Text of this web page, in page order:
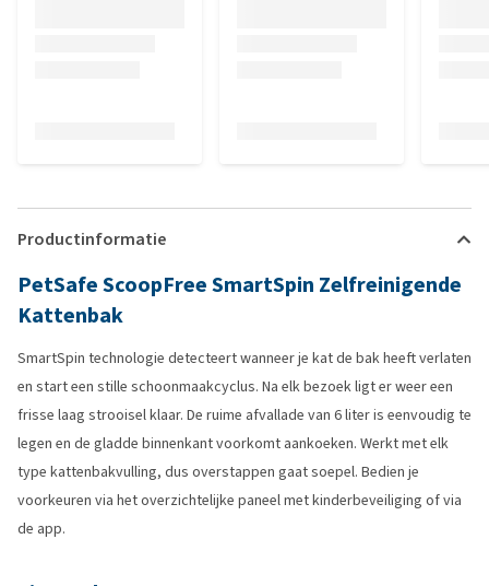
Productinformatie
PetSafe ScoopFree SmartSpin Zelfreinigende
Kattenbak
SmartSpin technologie detecteert wanneer je kat de bak heeft verlaten
en start een stille schoonmaakcyclus. Na elk bezoek ligt er weer een
frisse laag strooisel klaar. De ruime afvallade van 6 liter is eenvoudig te
legen en de gladde binnenkant voorkomt aankoeken. Werkt met elk
type kattenbakvulling, dus overstappen gaat soepel. Bedien je
voorkeuren via het overzichtelijke paneel met kinderbeveiliging of via
de app.